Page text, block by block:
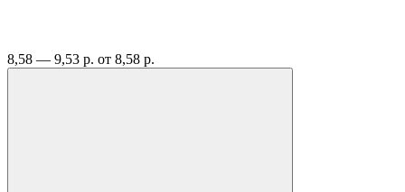
8,58 — 9,53 р. от 8,58 р.